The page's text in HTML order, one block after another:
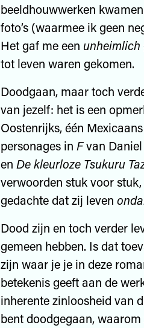
beeldhouwwerken
foto’s (waarmee ik geen
Het gaf me een unheimlich
tot leven waren gekomen.
Doodgaan, maar toch
van jezelf: het is een
Oostenrijks, één
personages in Fvan
en De kleurloze Tsukuru
verwoorden stuk voor
gedachte dat zij leven
Dood zijn en toch verder
gemeen hebben. Is dat
zijn waar je je in deze
betekenis geeft aan de
inherente zinloosheid van
bent doodgegaan,